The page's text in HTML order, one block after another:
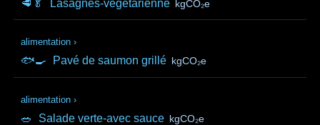
🥩🥬 Lasagnes-végétarienne kgCO₂e
alimentation ›
🐟🍳 Pavé de saumon grillé kgCO₂e
alimentation ›
🥗 Salade verte-avec sauce kgCO₂e